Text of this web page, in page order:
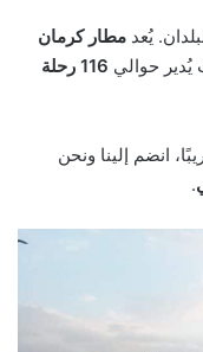
يُعد مطار كرمان
يُدير حوالي
116 رحلة
انضم إلينا ونحن
.